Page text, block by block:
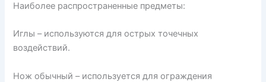
Наиболее распространенные предметы:
Иглы – используются для острых точечных
воздействий.
Нож обычный – используется для ограждения